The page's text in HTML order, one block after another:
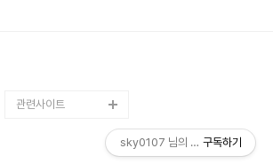
관련사이트
sky0107 님의 블로그구독하기